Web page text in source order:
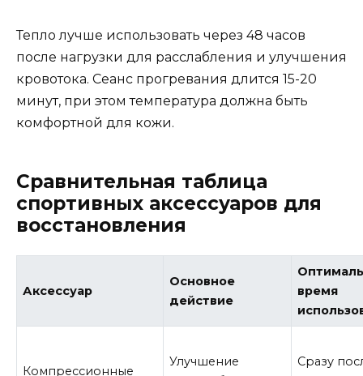
Тепло лучше использовать через 48 часов
после нагрузки для расслабления и улучшения
кровотока. Сеанс прогревания длится 15-20
минут, при этом температура должна быть
комфортной для кожи.
Сравнительная таблица
спортивных аксессуаров для
восстановления
Аксессуар
Основное
действие
время
Компрессионные
Улучшение
Сразу